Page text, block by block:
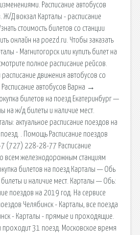
Расписание автобусов
Д вокзал Карталы - расписание
стоимость билетов со станции
онлайн на poezd.ru. Чтобы заказать
- Магнитогорск или купить билет на
полное расписание рейсов.
расписание движения автобусов со
автобусов Варна →
билетов на поезд Екатеринбург —
на ж/д билеты и наличие мест.
актуальное расписание поездов на
. Помощь Расписание поездов
(727) 228-28-77 Расписание
всем железнодорожным станциям
билетов на поезд Карталы — Обь
и наличие мест. Карталы — Обь:
поездов на 2019 год. На сервисе
Челябинск - Карталы, все поезда
- Карталы - прямые и проходящие.
проходит 31 поезд. Московское время